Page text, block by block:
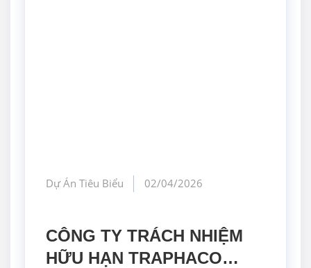
Dự Án Tiêu Biểu 02/04/2026
CÔNG TY TRÁCH NHIỆM
HỮU HẠN TRAPHACO